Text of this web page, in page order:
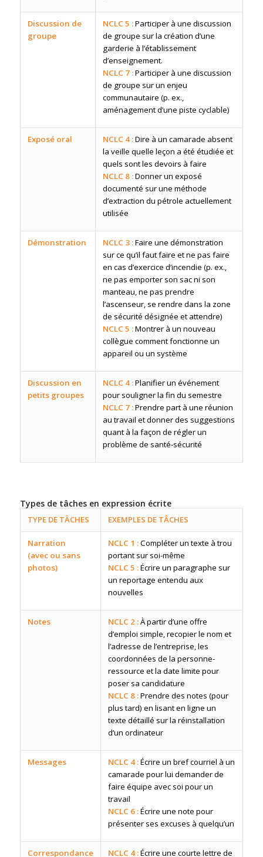
Discussion de
groupe
NCLC 5 :Participer à une discussion
de groupe sur la création d’une
garderie à l’établissement
d’enseignement.
NCLC 7 :Participer à une discussion
de groupe sur un enjeu
communautaire (p. ex.,
aménagement d’une piste cyclable)
Exposé oral NCLC 4 :Dire à un camarade absent
la veille quelle leçon a été étudiée et
quels sont les devoirs à faire
NCLC 8 :Donner un exposé
documenté sur une méthode
d’extraction du pétrole actuellement
utilisée
Démonstration NCLC 3 :Faire une démonstration
sur ce qu’il faut faire et ne pas faire
en cas d’exercice d’incendie (p. ex.,
ne pas emporter son sac ni son
manteau, ne pas prendre
l’ascenseur, se rendre dans la zone
de sécurité désignée et attendre)
NCLC 5 :Montrer à un nouveau
collègue comment fonctionne un
appareil ou un système
Discussion en
petits groupes
NCLC 4 :Planifier un événement
pour souligner la fin du semestre
NCLC 7 :Prendre part à une réunion
au travail et donner des suggestions
quant à la façon de régler un
problème de santé-sécurité
Types de tâches en expression écrite
TYPE DE TÂCHES EXEMPLES DE TÂCHES
Narration
(avec ou sans
photos)
NCLC 1 :Compléter un texte à trou
portant sur soi-même
NCLC 5 :Écrire un paragraphe sur
un reportage entendu aux
nouvelles
Notes NCLC 2 :À partir d’une offre
d’emploi simple, recopier le nom et
l’adresse de l’entreprise, les
coordonnées de la personne-
ressource et la date limite pour
poser sa candidature
NCLC 8 :Prendre des notes (pour
plus tard) en lisant en ligne un
texte détaillé sur la réinstallation
d’un ordinateur
Messages NCLC 4 :Écrire un bref courriel à un
camarade pour lui demander de
faire équipe avec soi pour un
travail
NCLC 6 :Écrire une note pour
présenter ses excuses à quelqu’un
Correspondance NCLC 4 :Écrire une courte lettre de